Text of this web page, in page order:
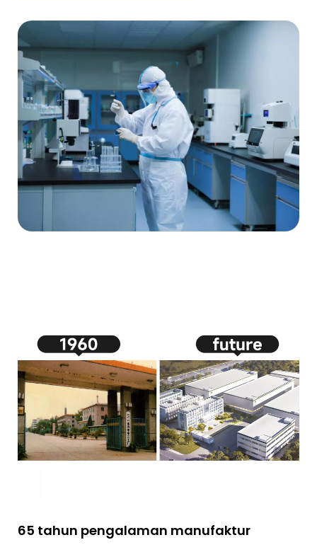
65 tahun pengalaman manufaktur